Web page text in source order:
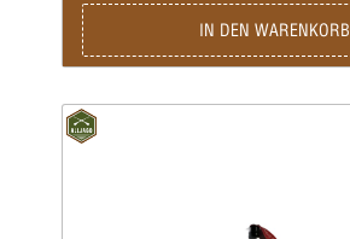
IN DEN WARENKORB